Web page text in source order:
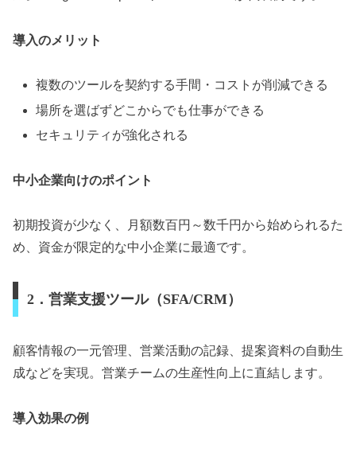
導入のメリット
複数のツールを契約する手間・コストが削減できる
場所を選ばずどこからでも仕事ができる
セキュリティが強化される
中小企業向けのポイント
初期投資が少なく、月額数百円～数千円から始められるた
め、資金が限定的な中小企業に最適です。
2．営業支援ツール（SFA/CRM）
顧客情報の一元管理、営業活動の記録、提案資料の自動生
成などを実現。営業チームの生産性向上に直結します。
導入効果の例